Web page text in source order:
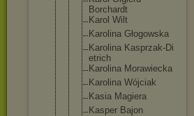
Borchardt
Karol Wilt
Karolina Głogowska
Karolina Kasprzak-Di
etrich
Karolina Morawiecka
Karolina Wójciak
Kasia Magiera
Kasper Bajon